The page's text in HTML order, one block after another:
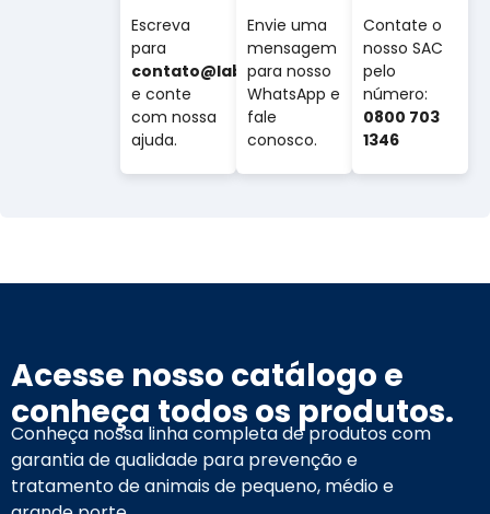
Escreva
para
contato@labovet.com.br
e conte
com nossa
ajuda.
Envie uma
mensagem
para nosso
WhatsApp e
fale
conosco.
Contate o
nosso SAC
pelo
número:
0800 703
1346
Acesse nosso catálogo e
conheça todos os produtos.
Conheça nossa linha completa de produtos com
garantia de qualidade para prevenção e
tratamento de animais de pequeno, médio e